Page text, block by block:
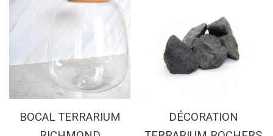
BOCAL TERRARIUM
DÉCORATION